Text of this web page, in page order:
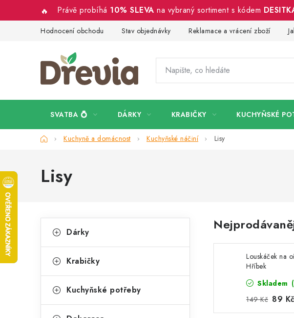
Právě probíhá 10% SLEVA na vybraný sortiment s kódem
Hodnocení obchodu Stav objednávky Reklamace a vrácení zboží
SVATBA 💍 DÁRKY KRABIČKY KUCHYŇSKÉ
DomůKuchyně a domácnost Kuchyňské náčiní Lisy
Lisy
o
t
r
kategorie
a
e
o
Dárky
Krabičky
Kuchyňské potřeby
Louskáček na
Hříbek
Skladem
149 Kč 89 Kč